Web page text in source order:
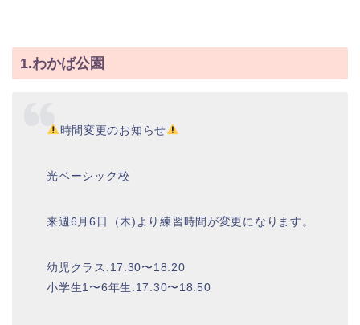
1.わかば公園
時間変更のお知らせ
光ベーシック校
来週6月6日（木)より練習時間が変更になります。
幼児クラス:17:30〜18:20
小学生1〜6年生:17:30〜18:50